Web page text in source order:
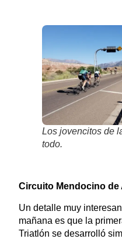
Los jovencitos de
todo.
Circuito Mendocino de
Un detalle muy
mañana es que la
Triatlón se desarrolló